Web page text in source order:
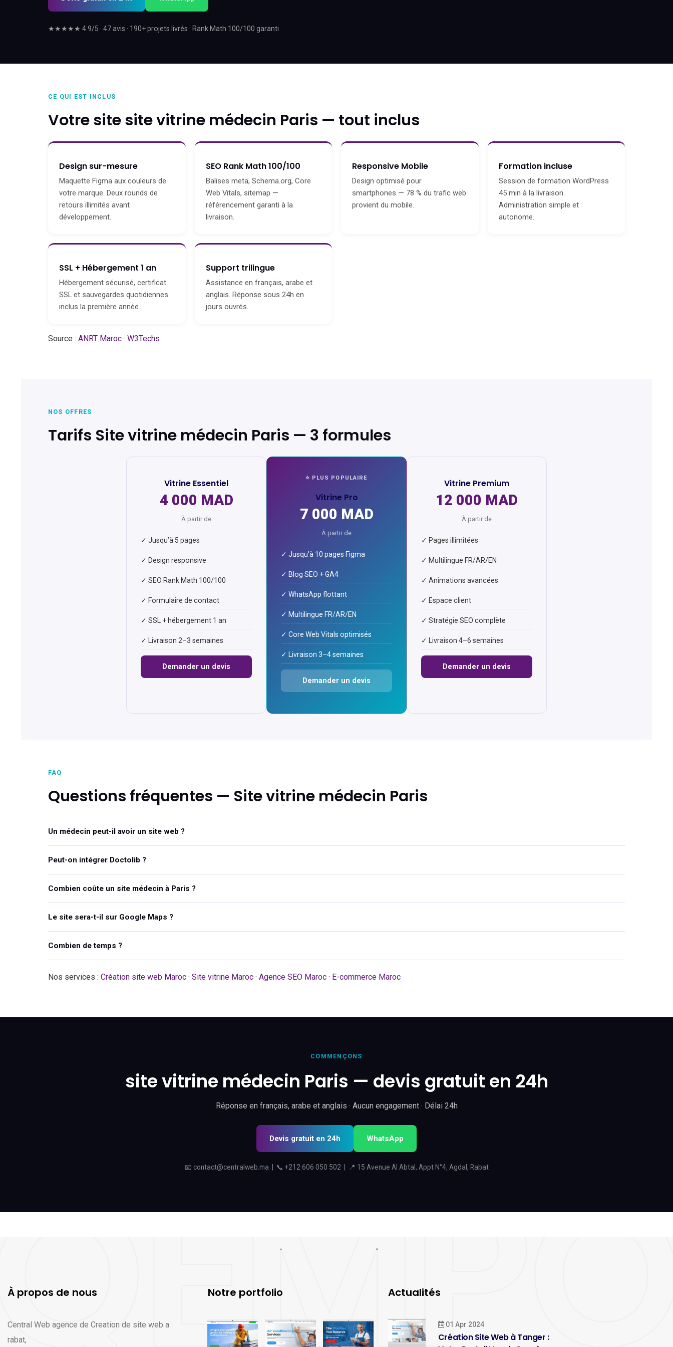
★★★★★ 4.9/5 · 47 avis · 190+ projets livrés · Rank Math 100/100 garanti
CE QUI EST INCLUS
Votre site site vitrine médecin Paris — tout inclus
Design sur-mesure
Maquette Figma aux couleurs de
votre marque. Deux rounds de
retours illimités avant
développement.
SEO Rank Math 100/100
Balises meta, Schema.org, Core
Web Vitals, sitemap —
référencement garanti à la
livraison.
Responsive Mobile
Design optimisé pour
smartphones — 78 % du trafic web
provient du mobile.
Formation incluse
Session de formation WordPress
45 min à la livraison.
Administration simple et
autonome.
SSL + Hébergement 1 an
Hébergement sécurisé, certificat
SSL et sauvegardes quotidiennes
inclus la première année.
Support trilingue
Assistance en français, arabe et
anglais. Réponse sous 24h en
jours ouvrés.
Source : ANRT Maroc · W3Techs
NOS OFFRES
Tarifs Site vitrine médecin Paris — 3 formules
Vitrine Essentiel
4 000 MAD
À partir de
✓ Jusqu’à 5 pages
✓ Design responsive
✓ SEO Rank Math 100/100
✓ Formulaire de contact
✓ SSL + hébergement 1 an
✓ Livraison 2–3 semaines
Demander un devis
⭐ PLUS POPULAIRE
Vitrine Pro
7 000 MAD
À partir de
✓ Jusqu’à 10 pages Figma
✓ Blog SEO + GA4
✓ WhatsApp flottant
✓ Multilingue FR/AR/EN
✓ Core Web Vitals optimisés
✓ Livraison 3–4 semaines
Demander un devis
Vitrine Premium
12 000 MAD
À partir de
✓ Pages illimitées
✓ Multilingue FR/AR/EN
✓ Animations avancées
✓ Espace client
✓ Stratégie SEO complète
✓ Livraison 4–6 semaines
Demander un devis
FAQ
Questions fréquentes — Site vitrine médecin Paris
Un médecin peut-il avoir un site web ?
Peut-on intégrer Doctolib ?
Combien coûte un site médecin à Paris ?
Le site sera-t-il sur Google Maps ?
Combien de temps ?
Nos services : Création site web Maroc · Site vitrine Maroc · Agence SEO Maroc · E-commerce Maroc
COMMENÇONS
site vitrine médecin Paris — devis gratuit en 24h
Réponse en français, arabe et anglais · Aucun engagement · Délai 24h
Devis gratuit en 24h WhatsApp
📧 contact@centralweb.ma | 📞 +212 606 050 502 | 📍 15 Avenue Al Abtal, Appt N°4, Agdal, Rabat
À propos de nous
Central Web agence de Creation de site web a
rabat,
Notre portfolio Actualités
01 Apr 2024
Création Site Web à Tanger :